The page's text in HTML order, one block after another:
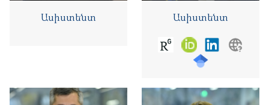
Ասիստենտ Ասիստենտ